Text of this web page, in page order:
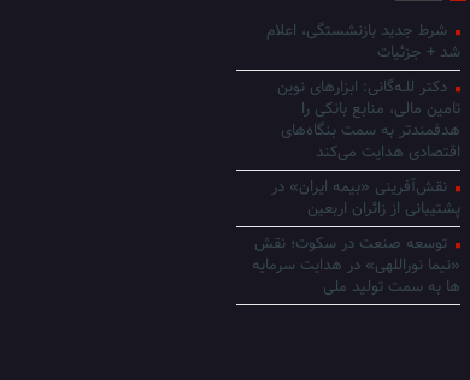
شرط جدید بازنشستگی، اعلام
شد + جزئیات
دکتر للـه‌گانی: ابزارهای نوین
تامین مالی، منابع بانکی را
هدفمندتر به سمت بنگاه‌های
اقتصادی هدایت می‌کند
نقش‌آفرینی «بیمه ایران» در
پشتیبانی از زائران اربعین
توسعه صنعت در سکوت؛ نقش
«نیما نوراللهی» در هدایت سرمایه
ها به سمت تولید ملی